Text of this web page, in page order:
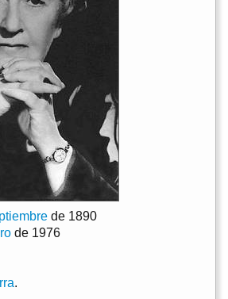
de 1890
de 1976
.